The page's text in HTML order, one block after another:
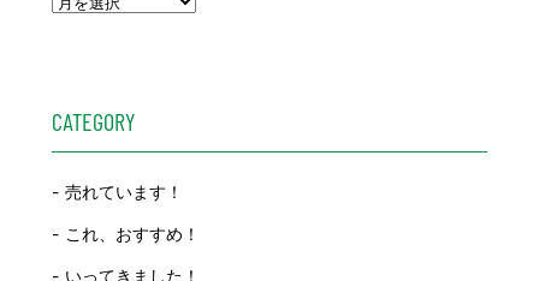
CATEGORY
売れています！
これ、おすすめ！
いってきました！